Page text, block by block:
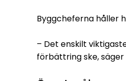
Byggcheferna håller
– Det enskilt
förbättring ske, säger